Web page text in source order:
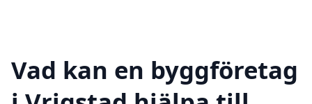
Vad kan en byggföretag